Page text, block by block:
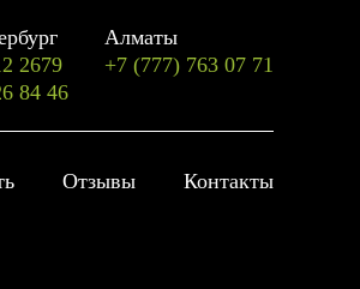
2679
84 46
Алматы
+7 (777) 763 07 71
Отзывы Контакты